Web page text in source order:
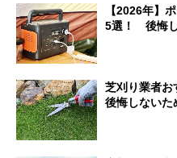
【2026年】
5選！ 後悔
芝刈り業者
後悔しないた